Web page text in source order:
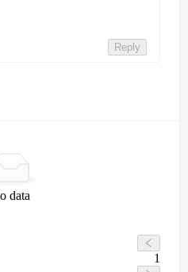
Reply
data
1